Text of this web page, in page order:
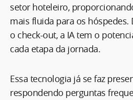
setor hoteleiro,
mais fluida para os hóspedes.
o check-out, a IA tem o
cada etapa da jornada.
Essa tecnologia já se faz
respondendo perguntas